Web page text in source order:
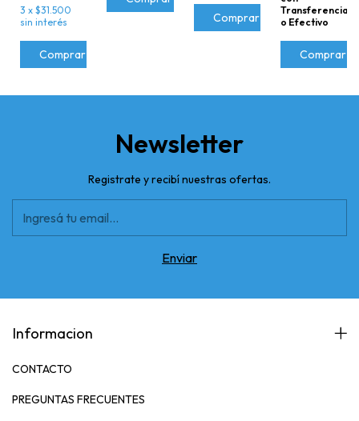
3 x $31.500
sin interés
BLANCO
Transferencia
o Efectivo
Comprar
Newsletter
Registrate y recibí nuestras ofertas.
Informacion
CONTACTO
PREGUNTAS FRECUENTES